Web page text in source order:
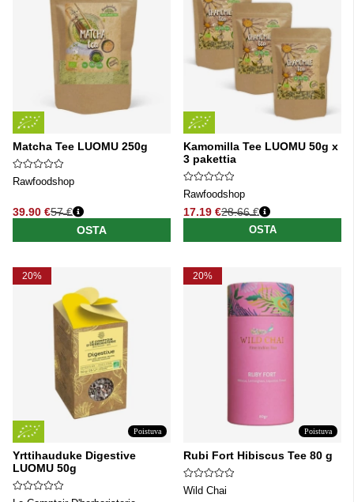
Matcha Tee LUOMU 250g
Rawfoodshop
39.90 €
Normaali hinta
57 €
OSTA
Kamomilla Tee LUOMU 50g x
3 pakettia
Rawfoodshop
17.19 €
Normaali hinta
28.66 €
OSTA
20%
Poistuva
Yrttihauduke Digestive
LUOMU 50g
20%
Poistuva
Rubi Fort Hibiscus Tee 80 g
Wild Chai